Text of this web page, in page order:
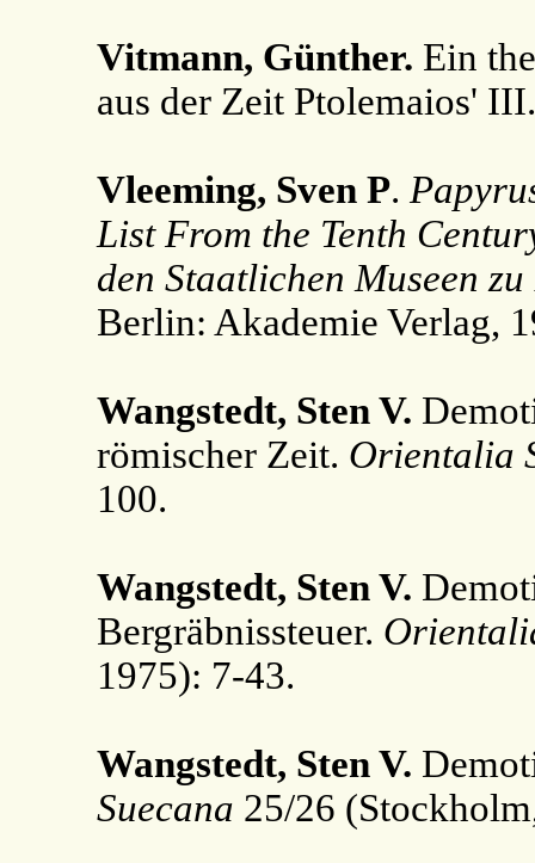
Vitmann, Günther. Ein
aus der Zeit Ptolemaios'
Vleeming, Sven P.
List From the Tenth
den Staatlichen Museen
Berlin: Akademie Verlag,
Wangstedt, Sten V.
römischer Zeit. Orientalia
100.
Wangstedt, Sten V.
Bergräbnissteuer.
1975): 7-43.
Wangstedt, Sten V.
Suecana 25/26